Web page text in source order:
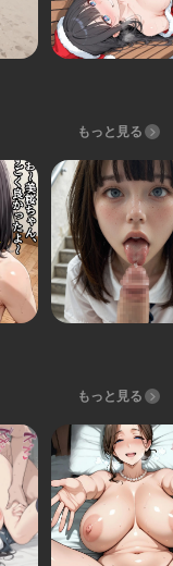
もっと見る
もっと見る